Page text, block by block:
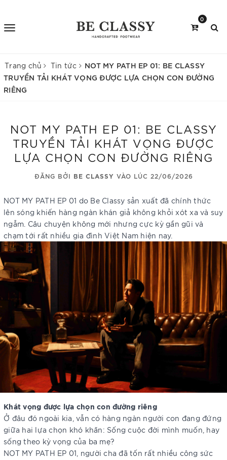
0
Trang chủ Tin tức
NOT MY PATH EP 01: BE CLASSY
TRUYỀN TẢI KHÁT VỌNG ĐƯỢC LỰA CHỌN CON ĐƯỜNG
RIÊNG
NOT MY PATH EP 01: BE CLASSY
TRUYỀN TẢI KHÁT VỌNG ĐƯỢC
LỰA CHỌN CON ĐƯỜNG RIÊNG
ĐĂNG BỞI BE CLASSY VÀO LÚC 22/06/2026
NOT MY PATH EP 01 do Be Classy sản xuất đã chính thức
lên sóng khiến hàng ngàn khán giả không khỏi xót xa và suy
ngẫm. Câu chuyện không mới nhưng cực kỳ gần gũi và
chạm tới rất nhiều gia đình Việt Nam hiện nay.
Khát vọng được lựa chọn con đường riêng
Ở đâu đó ngoài kia, vẫn có hàng ngàn người con đang đứng
giữa hai lựa chọn khó khăn: Sống cuộc đời mình muốn, hay
sống theo kỳ vọng của ba mẹ?
NOT MY PATH EP 01, người cha đã tốn rất nhiều công sức